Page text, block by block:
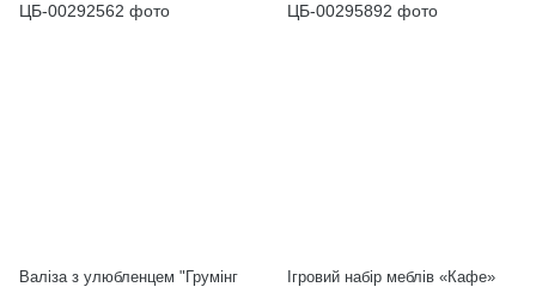
Валіза з улюбленцем "Грумінг
Ігровий набір меблів «Кафе»